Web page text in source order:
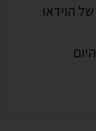
הוידאו